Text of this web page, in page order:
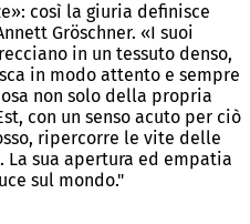
così la giuria definisce
Gröschner. «I suoi
in un tessuto denso,
in modo attento e sempre
non solo della propria
con un senso acuto per ciò
ripercorre le vite delle
sua apertura ed empatia
sul mondo."